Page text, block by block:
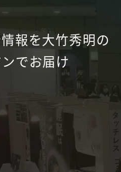
報を大竹秀明の
でお届け